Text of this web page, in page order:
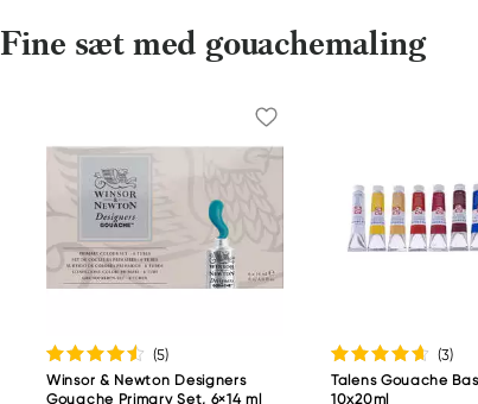
Fine sæt med gouachemaling
(5)
Winsor & Newton Designers
Gouache Primary Set, 6×14 ml
(3)
Talens Gouache
10x20ml